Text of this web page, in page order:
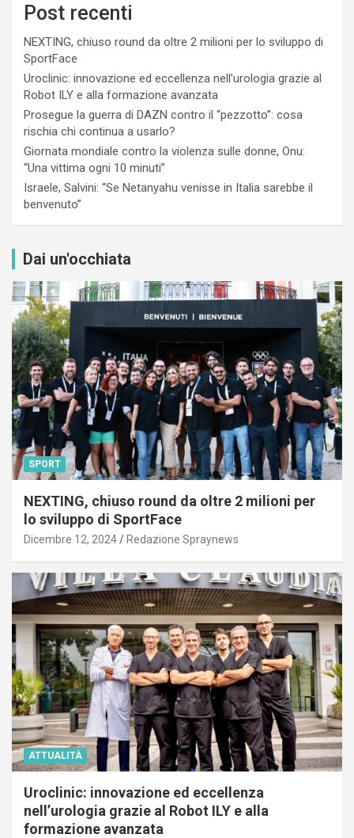
Post recenti
NEXTING, chiuso round da oltre 2 milioni per lo sviluppo di
SportFace
Uroclinic: innovazione ed eccellenza nell’urologia grazie al
Robot ILY e alla formazione avanzata
Prosegue la guerra di DAZN contro il “pezzotto”: cosa
rischia chi continua a usarlo?
Giornata mondiale contro la violenza sulle donne, Onu:
“Una vittima ogni 10 minuti”
Israele, Salvini: “Se Netanyahu venisse in Italia sarebbe il
benvenuto”
Dai un'occhiata
SPORT
NEXTING, chiuso round da oltre 2 milioni per
lo sviluppo di SportFace
Dicembre 12, 2024 Redazione Spraynews
ATTUALITÀ
Uroclinic: innovazione ed eccellenza
nell’urologia grazie al Robot ILY e alla
formazione avanzata